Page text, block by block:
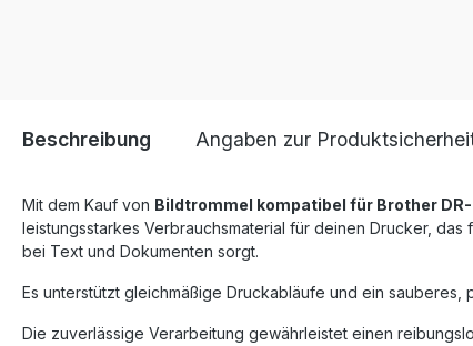
Beschreibung Angaben zur
Mit dem Kauf von Bildtrommel kompatibel für Brother
leistungsstarkes Verbrauchsmaterial für deinen Drucker,
bei Text und Dokumenten sorgt.
Es unterstützt gleichmäßige Druckabläufe und ein sauberes,
Die zuverlässige Verarbeitung gewährleistet einen